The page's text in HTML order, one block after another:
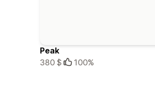
Peak
380 $
100%